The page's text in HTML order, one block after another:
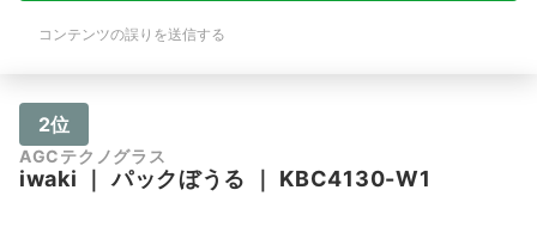
コンテンツの誤りを送信する
2位
AGCテクノグラス
iwaki ｜パックぼうる ｜ KBC4130-W1